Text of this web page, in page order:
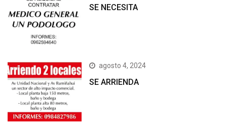
SE NECESITA
agosto 4, 2024
SE ARRIENDA